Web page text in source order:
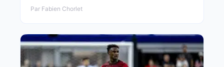
Par Fabien Chorlet